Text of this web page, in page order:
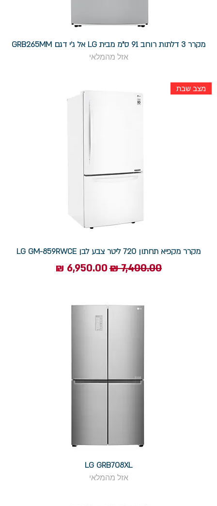
מקרר 3 דלתות רוחב 91 ס"מ מבית LG אל ג'י דגם GRB265MM
אזל מהמלאי
מצב שבת
מקרר מקפיא תחתון 720 ליטר צבע לבן LG GM-859RWCE
מחיר רגיל מחיר מבצע
LG GRB708XL
אזל מהמלאי